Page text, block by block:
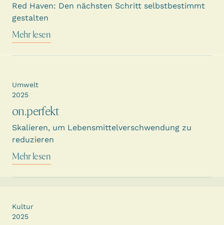
Red Haven: Den nächsten Schritt selbstbestimmt
gestalten
Mehr lesen
on.perfekt
Skalieren, um Lebensmittelverschwendung zu
reduzieren
Umwelt
2025
Mehr lesen
Kultur
2025